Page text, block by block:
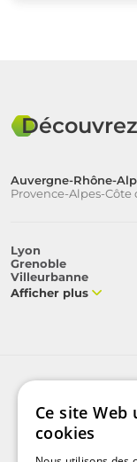
Auvergne-Rhône-
Provence-Alpes-Côte
Lyon
Grenoble
Villeurbanne
Afficher plus
Ce site Web
cookies